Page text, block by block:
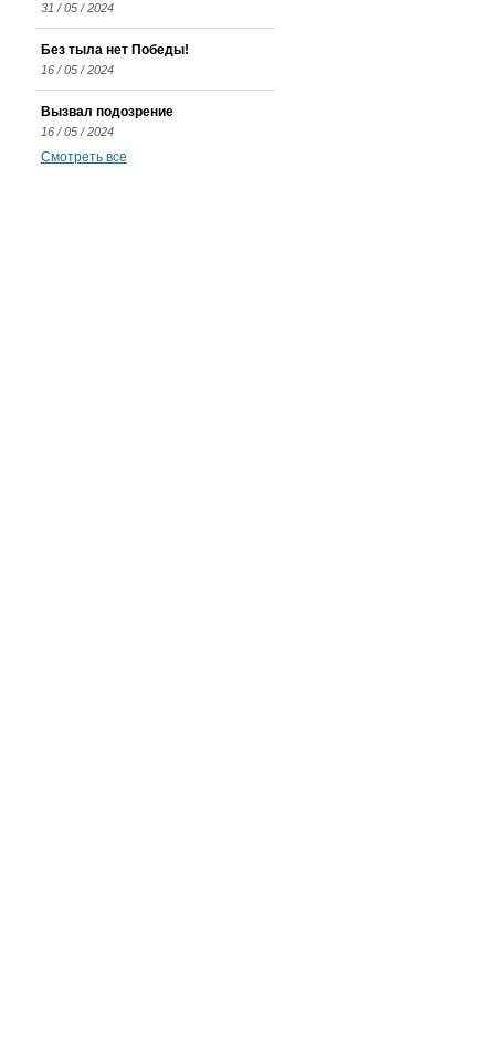
31 / 05 / 2024
Без тыла нет Победы!
16 / 05 / 2024
Вызвал подозрение
16 / 05 / 2024
Смотреть все